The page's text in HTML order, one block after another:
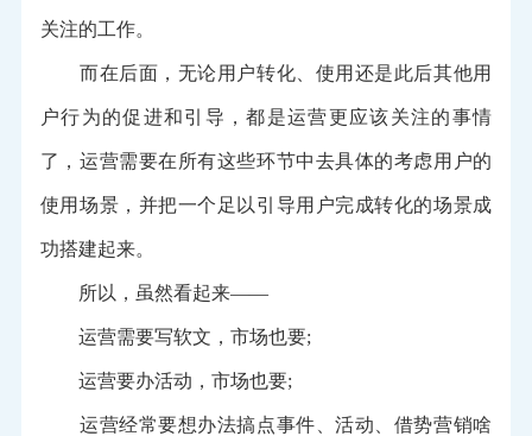
关注的工作。
而在后面，无论用户转化、使用还是此后其他用
户行为的促进和引导，都是运营更应该关注的事情
了，运营需要在所有这些环节中去具体的考虑用户的
使用场景，并把一个足以引导用户完成转化的场景成
功搭建起来。
所以，虽然看起来——
运营需要写软文，市场也要;
运营要办活动，市场也要;
运营经常要想办法搞点事件、活动、借势营销啥